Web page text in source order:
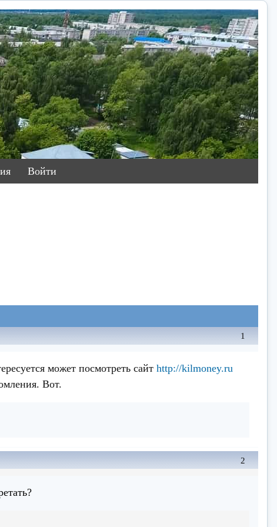
Войти
1
может посмотреть сайт http://kilmoney.ru
Вот.
2